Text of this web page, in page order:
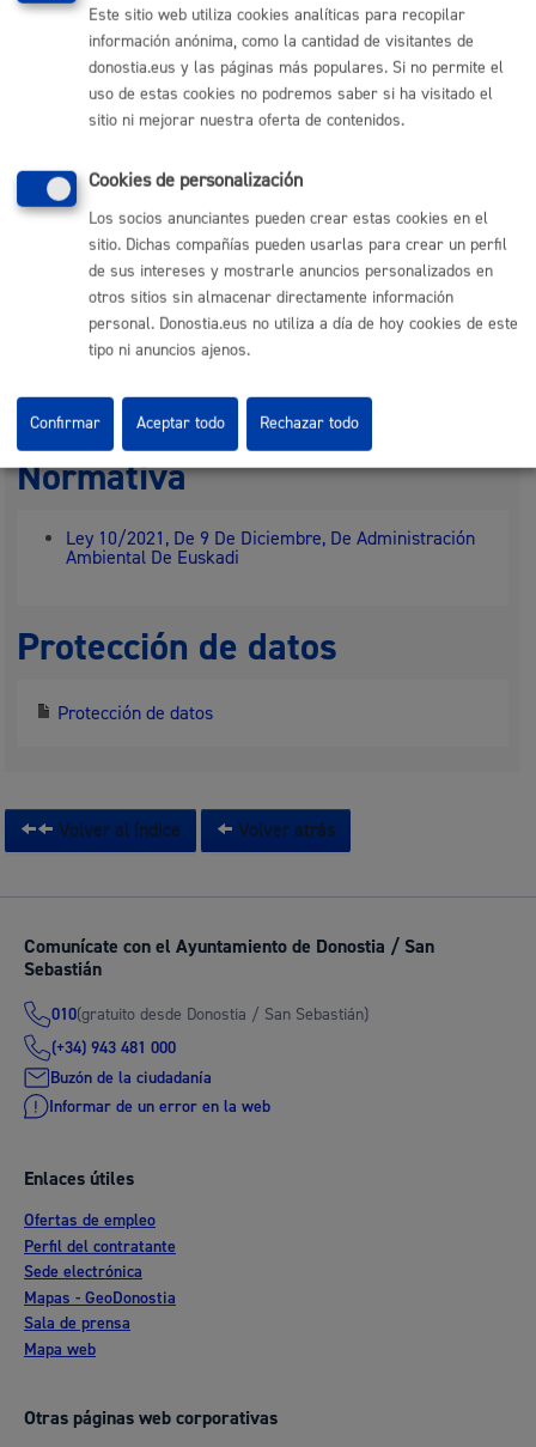
Plazo estimado:1 mes Sentido del silencio:No procede
Pasos del procedimiento
Registro de la solicitud y documentación
Informe del servicio correspondiente
Comunicación a la persona interesada
Responsable de la tramitación
Normativa
Ley 10/2021, De 9 De Diciembre, De Administración
Ambiental De Euskadi
Protección de datos
Protección de datos
Volver al índice Volver atrás
Comunícate con el Ayuntamiento de Donostia / San
Sebastián
010(gratuito desde Donostia / San Sebastián)
(+34) 943 481 000
Buzón de la ciudadanía
Informar de un error en la web
Enlaces útiles
Ofertas de empleo
Perfil del contratante
Sede electrónica
Mapas - GeoDonostia
Sala de prensa
Mapa web
Otras páginas web corporativas
Este sitio web utiliza cookies analíticas para recopilar
información anónima, como la cantidad de visitantes de
donostia.eus y las páginas más populares. Si no permite el
uso de estas cookies no podremos saber si ha visitado el
sitio ni mejorar nuestra oferta de contenidos.
Cookies de personalización
Los socios anunciantes pueden crear estas cookies en el
sitio. Dichas compañías pueden usarlas para crear un perfil
de sus intereses y mostrarle anuncios personalizados en
otros sitios sin almacenar directamente información
personal. Donostia.eus no utiliza a día de hoy cookies de este
tipo ni anuncios ajenos.
Rechazar todo
Confirmar Aceptar todo